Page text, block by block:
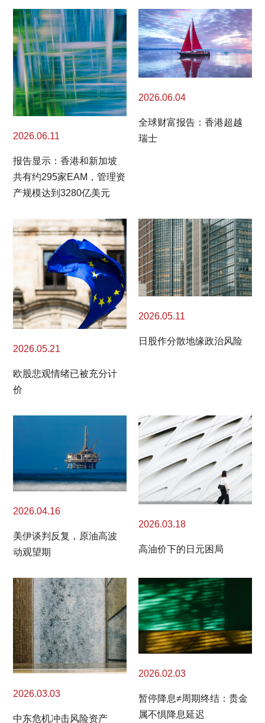
2026.06.11
报告显示：香港和新加坡
共有约295家EAM，管理资
产规模达到3280亿美元
2026.06.04
全球财富报告：香港超越
瑞士
2026.05.21
欧股悲观情绪已被充分计
价
2026.05.11
日股作分散地缘政治风险
2026.04.16
美伊谈判反复，原油高波
动观望期
2026.03.18
高油价下的日元困局
2026.03.03
中东危机冲击风险资产
2026.02.03
暂停降息≠周期终结：贵金
属不惧降息延迟